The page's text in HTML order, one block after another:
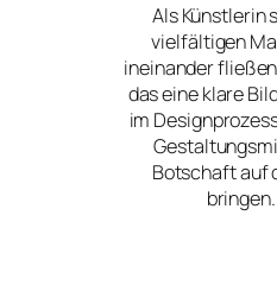
Als Künstlerin
vielfältigen
ineinander
das eine klare
im
Botschaft auf